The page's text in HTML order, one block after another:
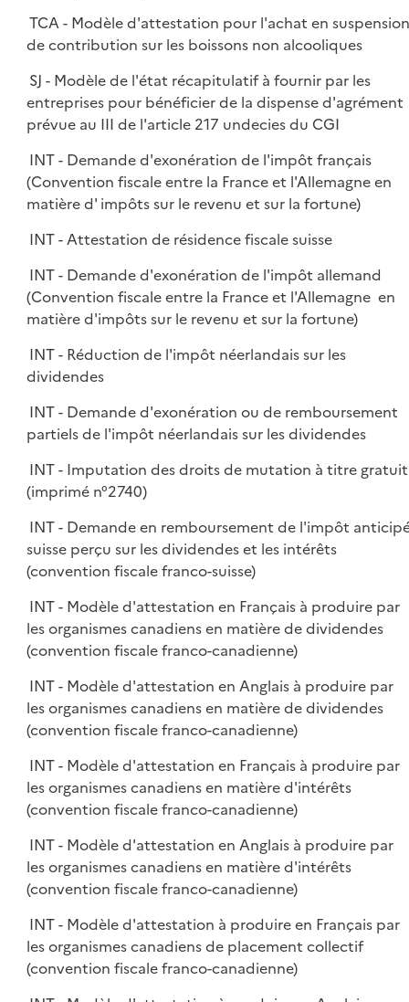
TCA - Modèle d'attestation pour l'achat en
de contribution sur les boissons non alcooliques
SJ - Modèle de l'état récapitulatif à fournir par les
entreprises pour bénéficier de la dispense d'agrément
prévue au III de l'article 217 undecies du CGI
INT - Demande d'exonération de l'impôt français
(Convention fiscale entre la France et l'Allemagne en
matière d' impôts sur le revenu et sur la fortune)
INT - Attestation de résidence fiscale suisse
INT - Demande d'exonération de l'impôt allemand
(Convention fiscale entre la France et l'Allemagne en
matière d'impôts sur le revenu et sur la fortune)
INT - Réduction de l'impôt néerlandais sur les
dividendes
INT - Demande d'exonération ou de remboursement
partiels de l'impôt néerlandais sur les dividendes
INT - Imputation des droits de mutation à titre gratuit
(imprimé n°2740)
INT - Demande en remboursement de l'impôt
suisse perçu sur les dividendes et les intérêts
(convention fiscale franco-suisse)
INT - Modèle d'attestation en Français à produire par
les organismes canadiens en matière de dividendes
(convention fiscale franco-canadienne)
INT - Modèle d'attestation en Anglais à produire par
les organismes canadiens en matière de dividendes
(convention fiscale franco-canadienne)
INT - Modèle d'attestation en Français à produire par
les organismes canadiens en matière d'intérêts
(convention fiscale franco-canadienne)
INT - Modèle d'attestation en Anglais à produire par
les organismes canadiens en matière d'intérêts
(convention fiscale franco-canadienne)
INT - Modèle d'attestation à produire en Français par
les organismes canadiens de placement collectif
(convention fiscale franco-canadienne)